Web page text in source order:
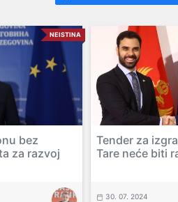
NEISTINA
bez
za razvoj
Tender za
Tare neće biti
30. 07. 2024